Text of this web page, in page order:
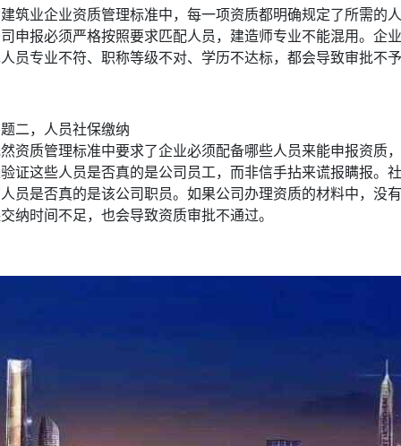
筑业企业资质管理标准中，每一项资质都明确规定了所需的
申报必须严格按照要求匹配人员，建造师专业不能混用。企
员专业不符、职称等级不对、学历不达标，都会导致审批不
二，人员社保缴纳
资质管理标准中要求了企业必须配备哪些人员来能申报资质
证这些人员是否真的是公司员工，而非信手拈来谎报瞒报。
员是否真的是该公司职员。如果公司办理资质的材料中，没
纳时间不足，也会导致资质审批不通过。